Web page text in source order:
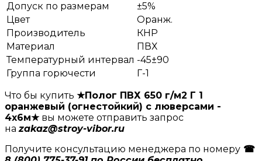
Допуск по размерам
±5%
Цвет
Оранж.
Производитель
КНР
Материал
ПВХ
Температурный интервал -45±90
Группа горючести
Г-1
Что бы купить ★Полог ПВХ 650 г/м2 Г 1
оранжевый (огнестойкий) с люверсами -
4x6м★вы можете отправить запрос
наzakaz@stroy-vibor.ru
Получите консультацию менеджера по номеру ☎